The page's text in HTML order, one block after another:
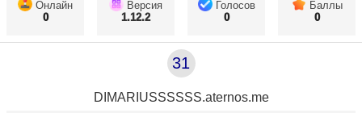
Онлайн
0
Версия
1.12.2
Голосов
0
Баллы
0
31
DIMARIUSSSSSS.aternos.me